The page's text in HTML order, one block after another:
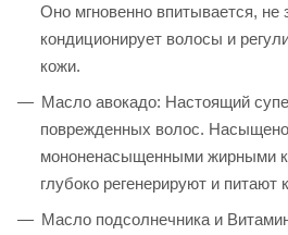
Оно мгновенно впитывается, не
кондиционирует волосы и
кожи.
Масло авокадо: Настоящий
поврежденных волос.
мононенасыщенными жирными
глубоко регенерируют и питают
Масло подсолнечника и